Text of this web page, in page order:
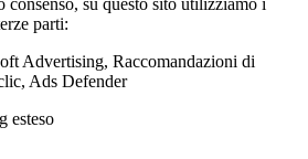
consenso, su questo sito utilizziamo i
parti:
Advertising, Raccomandazioni di
Ads Defender
esteso